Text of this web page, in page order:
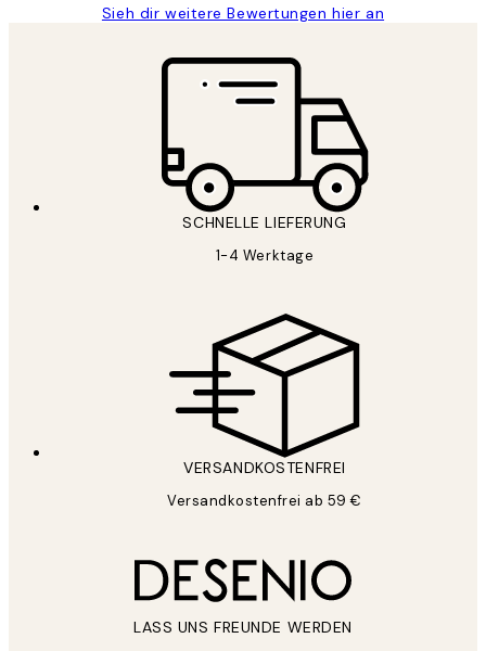
Sieh dir weitere Bewertungen hier an
SCHNELLE LIEFERUNG
1-4 Werktage
VERSANDKOSTENFREI
Versandkostenfrei ab 59 €
LASS UNS FREUNDE WERDEN